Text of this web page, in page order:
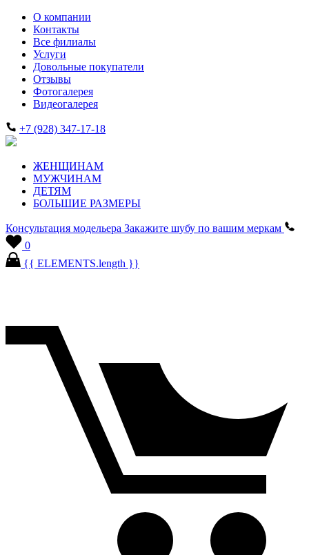
О компании
Контакты
Все филиалы
Услуги
Довольные покупатели
Отзывы
Фотогалерея
Видеогалерея
+7 (928) 347-17-18
ЖЕНЩИНАМ
МУЖЧИНАМ
ДЕТЯМ
БОЛЬШИЕ РАЗМЕРЫ
Консультация модельера Закажите шубу по вашим меркам
0
{{ ELEMENTS.length }}